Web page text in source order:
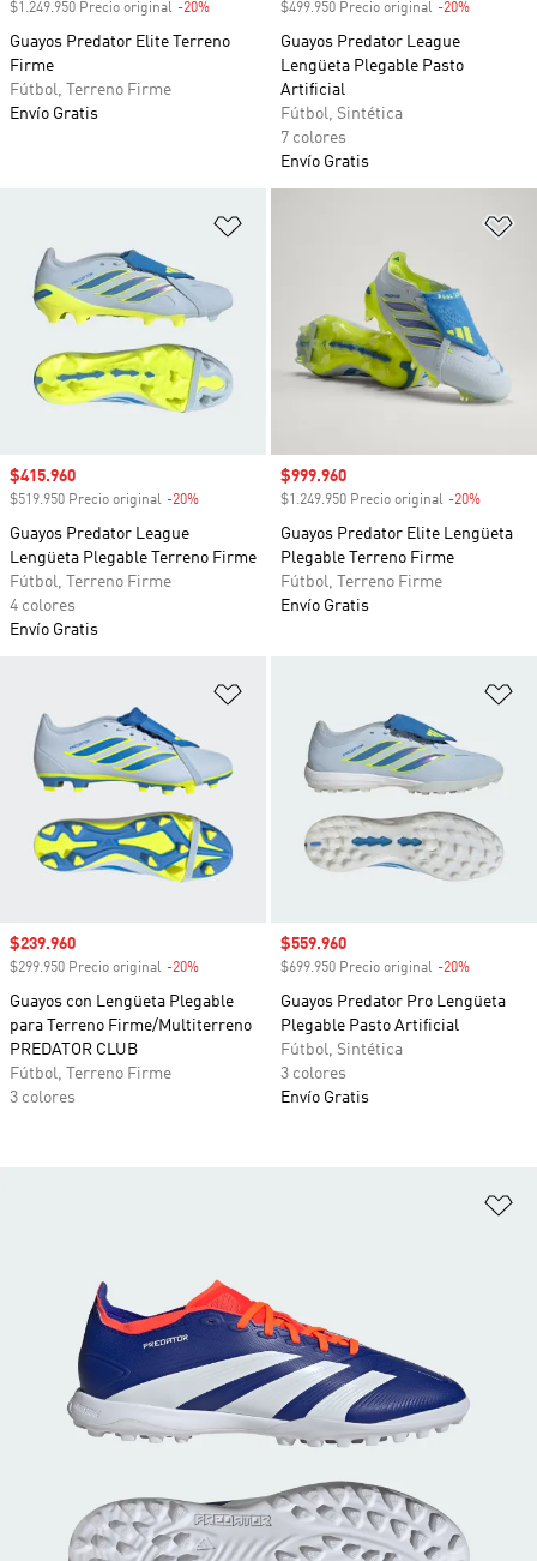
$1.249.950 Precio original -20%
Guayos Predator Elite Terreno
Firme
Fútbol, Terreno Firme
Envío Gratis
$499.950 Precio original -20%
Guayos Predator League
Lengüeta Plegable Pasto
Artificial
Fútbol, Sintética
7 colores
Envío Gratis
Precio de venta
$415.960
$519.950 Precio original -20%
Guayos Predator League
Lengüeta Plegable Terreno Firme
Fútbol, Terreno Firme
4 colores
Envío Gratis
Precio de venta
$999.960
$1.249.950 Precio original -20%
Guayos Predator Elite Lengüeta
Plegable Terreno Firme
Fútbol, Terreno Firme
Envío Gratis
Precio de venta
$239.960
$299.950 Precio original -20%
Guayos con Lengüeta Plegable
para Terreno Firme/Multiterreno
PREDATOR CLUB
Fútbol, Terreno Firme
3 colores
Precio de venta
$559.960
$699.950 Precio original -20%
Guayos Predator Pro Lengüeta
Plegable Pasto Artificial
Fútbol, Sintética
3 colores
Envío Gratis